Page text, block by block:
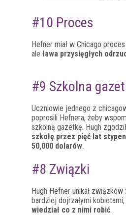
#10 Proces
Hefner miał w Chicago
ale ława przysięgłych
#9 Szkolna
Uczniowie jednego z
poprosili Hefnera, żeby
szkolną gazetkę. Hugh
szkołę przez pięć lat
50,000 dolarów.
#8 Związki
Hugh Hefner unikał
bardziej dojrzałymi
wiedział co z nimi robić.